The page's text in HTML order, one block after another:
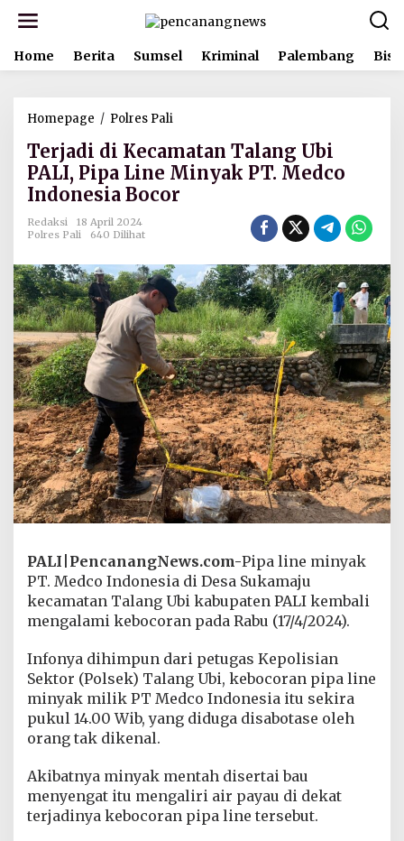
t
Home Berita Sumsel Kriminal Palembang
Homepage / Polres Pali
r
j
a
d
K
e
c
a
m
a
t
a
n
T
a
l
a
n
g
U
b
P
L
I
,
i
a
L
i
i
n
y
Terjadi di Kecamatan Talang Ubi
PALI, Pipa Line Minyak PT. Medco
Indonesia Bocor
Redaksi
18 April 2024
Polres Pali
640 Dilihat
PALI PencanangNews.com-Pipa line minyak
PT. Medco Indonesia di Desa Sukamaju
kecamatan Talang Ubi kabupaten PALI kembali
mengalami kebocoran pada Rabu (17/4/2024).
Infonya dihimpun dari petugas Kepolisian
Sektor (Polsek) Talang Ubi, kebocoran pipa line
minyak milik PT Medco Indonesia itu sekira
pukul 14.00 Wib, yang diduga disabotase oleh
orang tak dikenal.
Akibatnya minyak mentah disertai bau
menyengat itu mengaliri air payau di dekat
terjadinya kebocoran pipa line tersebut.